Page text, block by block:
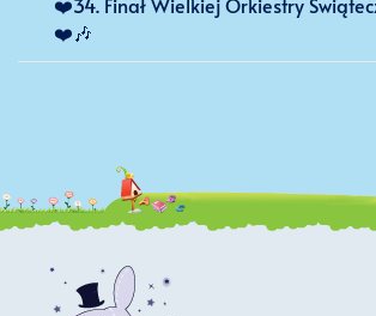
❤️34. Finał Wielkiej Orkiestry
❤️🎶